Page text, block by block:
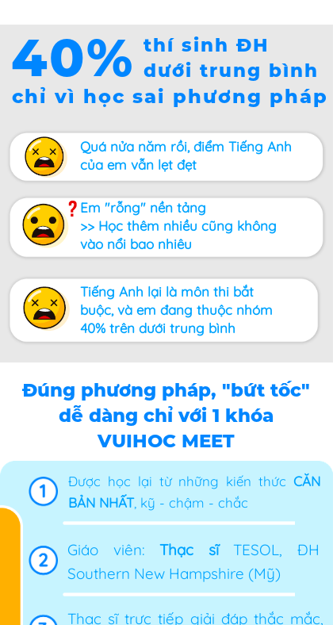
thí sinh ĐH
dưới trung bình
40%
chỉ vì học sai phương pháp
Quá nửa năm rồi, điểm Tiếng Anh
của em vẫn lẹt đẹt
Em "rỗng" nền tảng
>> Học thêm nhiều cũng không
vào nổi bao nhiêu
Tiếng Anh lại là môn thi bắt
buộc, và em đang thuộc nhóm
40% trên dưới trung bình
Đúng phương pháp, "bứt tốc"
dễ dàng chỉ với 1 khóa
VUIHOC MEET
Giáo viên:Thạc sĩTESOL, ĐH
Southern New Hampshire (Mỹ)
Thạc sĩ trực tiếp giải đáp thắc mắc,
Được học lại từ những kiến thức CĂN
BẢN NHẤT, kỹ - chậm - chắc